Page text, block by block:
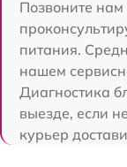
Позвоните
питания.
нашем
Диагностика
выезде, если
курьер